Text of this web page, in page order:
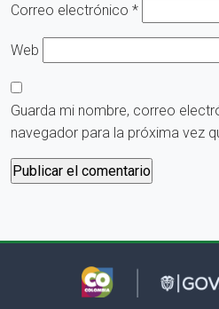
Correo electrónico *
Web
Guarda mi nombre, correo
navegador para la próxima vez